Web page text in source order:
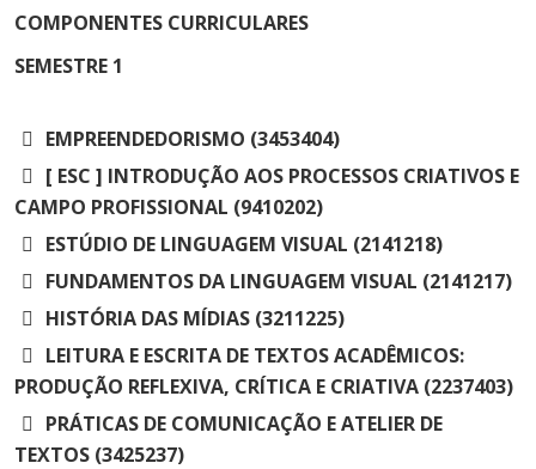
Médicas
Conosco
Gustavo Adolfo
COMPONENTES CURRICULARES
SEMESTRE 1
EMPREENDEDORISMO (3453404)
[ ESC ] INTRODUÇÃO AOS PROCESSOS CRIATIVOS E
CAMPO PROFISSIONAL (9410202)
ESTÚDIO DE LINGUAGEM VISUAL (2141218)
FUNDAMENTOS DA LINGUAGEM VISUAL (2141217)
HISTÓRIA DAS MÍDIAS (3211225)
LEITURA E ESCRITA DE TEXTOS ACADÊMICOS:
PRODUÇÃO REFLEXIVA, CRÍTICA E CRIATIVA (2237403)
PRÁTICAS DE COMUNICAÇÃO E ATELIER DE
TEXTOS (3425237)